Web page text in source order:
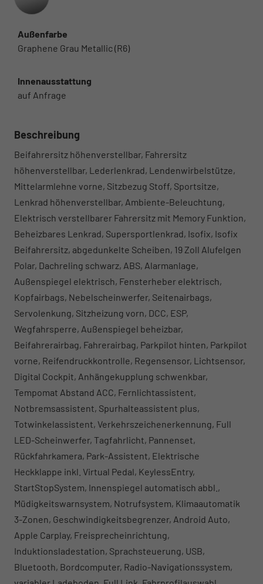
Außenfarbe
Graphene Grau Metallic (R6)
Innenausstattung
auf Anfrage
Beschreibung
Beifahrersitz höhenverstellbar, Fahrersitz
höhenverstellbar, Lederlenkrad, Lendenwirbelstütze,
Mittelarmlehne vorne, Sitzbezug Stoff, Sportsitze,
Lenkrad höhenverstellbar, Ambiente-Beleuchtung,
Elektrisch verstellbarer Fahrersitz mit Memory Funktion,
Beheizbares Lenkrad, Supersportlenkrad, Isofix, Isofix
Beifahrersitz, abgedunkelte Scheiben, 19 Zoll Alufelgen
Polar, Dachreling schwarz, ABS, Alarmanlage,
Außenspiegel elektrisch, Fensterheber elektrisch,
Kopfairbags, Nebelscheinwerfer, Seitenairbags,
Servolenkung, Sitzheizung vorn, DCC, ESP,
Wegfahrsperre, Außenspiegel beheizbar,
Beifahrerairbag, Fahrerairbag, Parkpilot hinten, Parkpilot
vorne, Reifendruckkontrolle, Regensensor, Lichtsensor,
Digital Cockpit, Anhängekupplung schwenkbar,
Tempomat Abstand ACC, Fernlichtassistent,
Notbremsassistent, Spurhalteassistent plus,
Totwinkelassistent, Verkehrszeichenerkennung, Full
LED-Scheinwerfer, Tagfahrlicht, Pannenset,
Rückfahrkamera, Park-Assistent, Elektrische
Heckklappe inkl. Virtual Pedal, KeylessEntry,
StartStopSystem, Innenspiegel automatisch abbl.,
Müdigkeitswarnsystem, Notrufsystem, Klimaautomatik
3-Zonen, Geschwindigkeitsbegrenzer, Android Auto,
Apple Carplay, Freisprecheinrichtung,
Induktionsladestation, Sprachsteuerung, USB,
Bluetooth, Bordcomputer, Radio-Navigationssystem,